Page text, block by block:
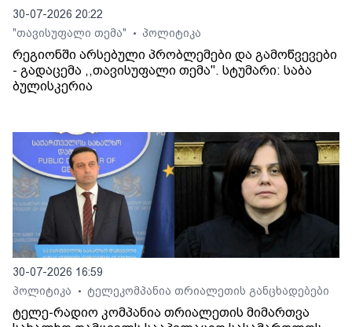
30-07-2026 20:22
"თავისუფალი თემა"
• პოლიტიკა
რეგიონში არსებული პრობლემები და გამოწვევები
- გადაცემა ,,თავისუფალი თემა". სტუმარი: საბა
ბულისკერია
30-07-2026 16:59
პოლიტიკა
• ტელეკომპანია თრიალეთის განცხადებები
ტელე-რადიო კომპანია თრიალეთის მიმართვა